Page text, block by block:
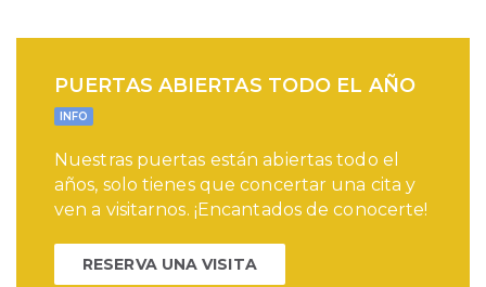
PUERTAS ABIERTAS TODO EL AÑO
INFO
Nuestras puertas están abiertas todo el
años, solo tienes que concertar una cita y
ven a visitarnos. ¡Encantados de conocerte!
RESERVA UNA VISITA